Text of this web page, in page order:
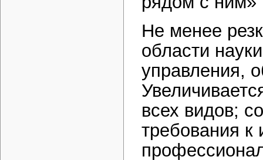
Не менее
области
управления,
всех видов;
требования к